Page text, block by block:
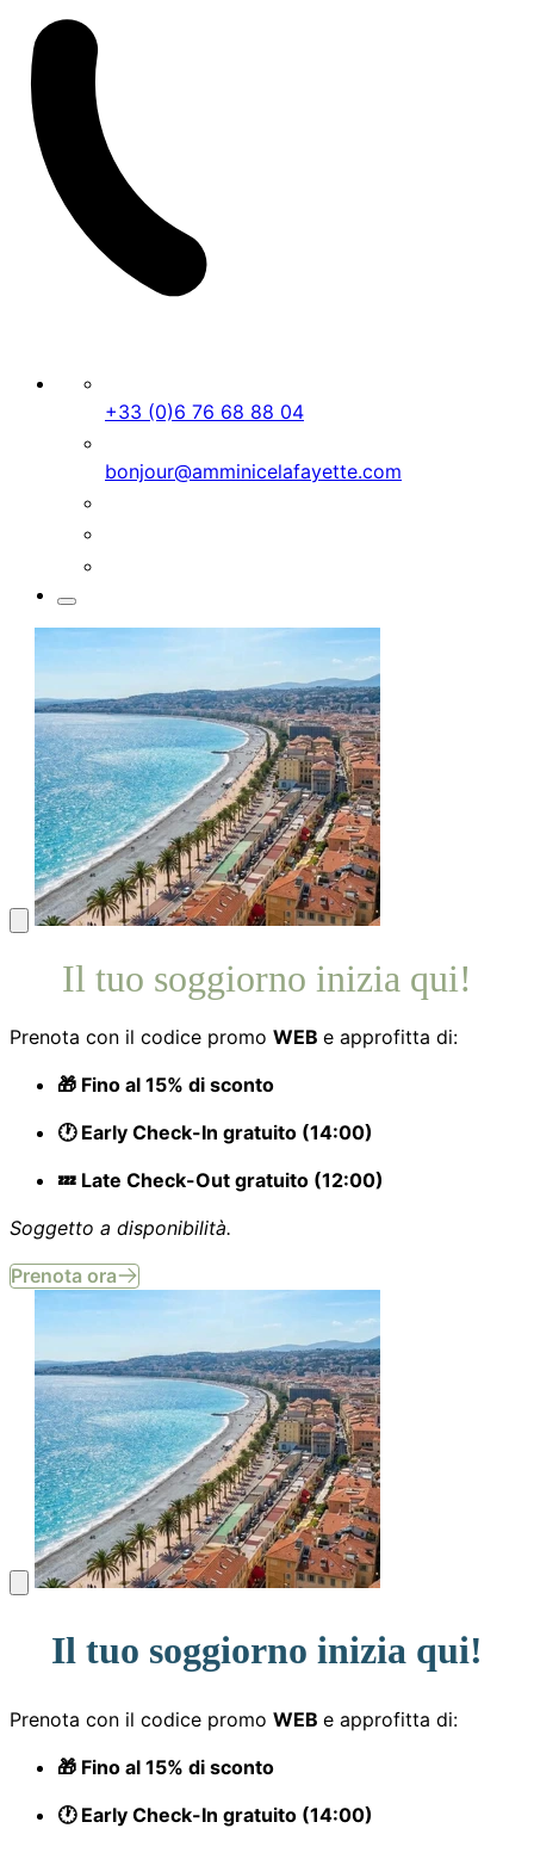
+33 (0)6 76 68 88 04
bonjour@amminicelafayette.com
Il tuo soggiorno inizia qui!
Prenota con il codice promo WEB e approfitta di:
🎁 Fino al 15% di sconto
🕐 Early Check-In gratuito (14:00)
💤 Late Check-Out gratuito (12:00)
Soggetto a disponibilità.
Prenota ora
Il tuo soggiorno inizia qui!
Prenota con il codice promo WEB e approfitta di:
🎁 Fino al 15% di sconto
🕐 Early Check-In gratuito (14:00)